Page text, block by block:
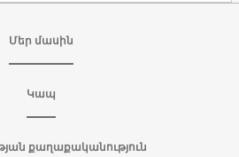
Մեր մասին
Կապ
քաղաքականություն